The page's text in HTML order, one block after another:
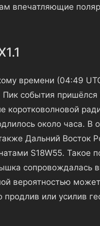
впечатляющие
времени (04:49
события
коротковолновой
около часа. В
Дальний Восток
S18W55. Такое
сопровождалась
вероятностью
или усилив